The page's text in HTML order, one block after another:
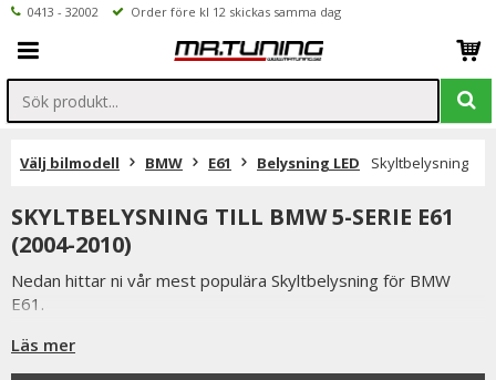
0413 - 32002 Order före kl 12 skickas samma dag
Välj bilmodell BMW E61 Belysning LED Skyltbelysning
SKYLTBELYSNING TILL BMW 5-SERIE E61
(2004-2010)
Nedan hittar ni vår mest populära Skyltbelysning för BMW
E61.
Är det något ni undrar över eller saknar i vårt sortiment ser vi
Läs mer